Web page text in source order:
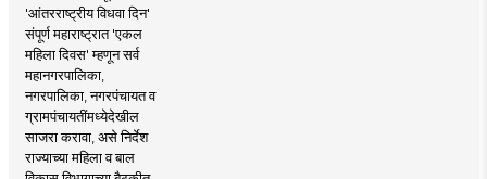
'आंतरराष्ट्रीय विधवा दिन'
संपूर्ण महाराष्ट्रात 'एकल
महिला दिवस' म्हणून सर्व
महानगरपालिका,
नगरपालिका, नगरपंचायत व
ग्रामपंचायतींमध्येदेखील
साजरा करावा, असे निर्देश
राज्याच्या महिला व बाल